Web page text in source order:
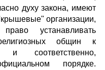
духу закона, имеют
организации,
устанавливать
общин к
и соответственно,
порядке.